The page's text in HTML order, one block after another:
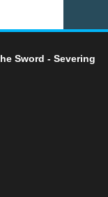
Sword - Severing